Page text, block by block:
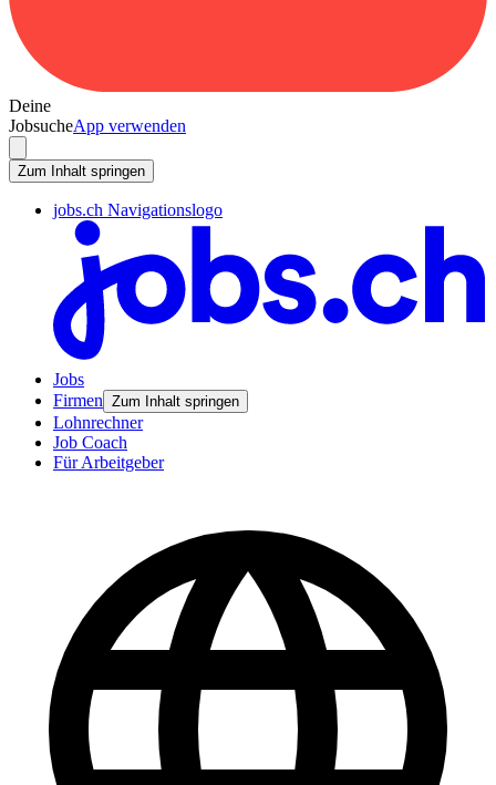
Deine
JobsucheApp verwenden
Zum Inhalt springen
jobs.ch Navigationslogo
Jobs
Firmen Zum Inhalt springen
Lohnrechner
Job Coach
Für Arbeitgeber